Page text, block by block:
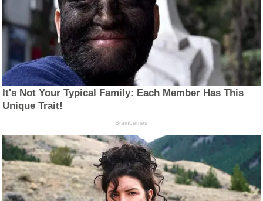
It's Not Your Typical Family: Each Member Has This
Unique Trait!
Brainberries